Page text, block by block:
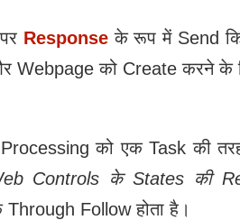
Responseके रूप में Send
Webpage को Create करने के
को एक Task की
Controls के States की
Follow होता है।